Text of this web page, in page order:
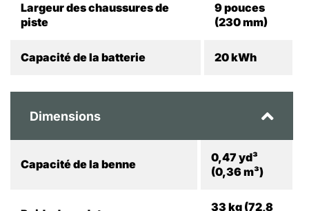
Largeur des chaussures de
piste
9 pouces
(230 mm)
Capacité de la batterie 20 kWh
Dimensions
Capacité de la benne
0,47 yd³
(0,36 m³)
33 kg (72,8